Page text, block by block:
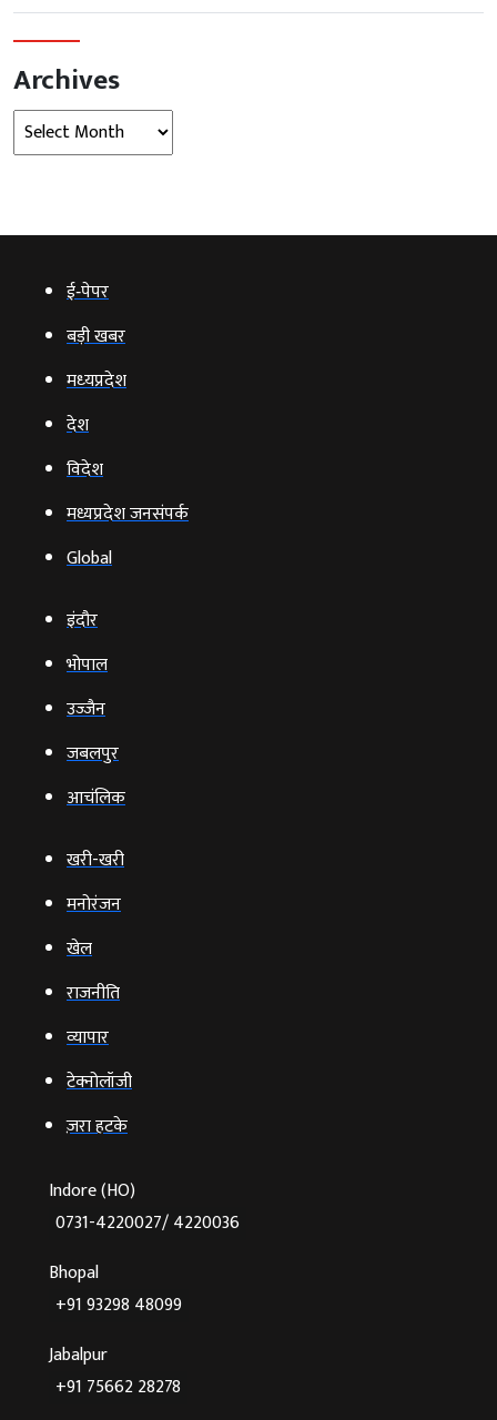
Archives
Archives
ई‑पेपर
बड़ी खबर
मध्‍यप्रदेश
देश
विदेश
मध्यप्रदेश जनसंपर्क
Global
इंदौर
भोपाल
उज्‍जैन
जबलपुर
आचंलिक
खरी-खरी
मनोरंजन
खेल
राजनीति
व्‍यापार
टेक्‍नोलॉजी
ज़रा हटके
Indore (HO)
0731-4220027/ 4220036
Bhopal
+91 93298 48099
Jabalpur
+91 75662 28278